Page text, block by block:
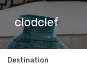
clodclef
Destination